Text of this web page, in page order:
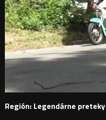
Región: Legendárne